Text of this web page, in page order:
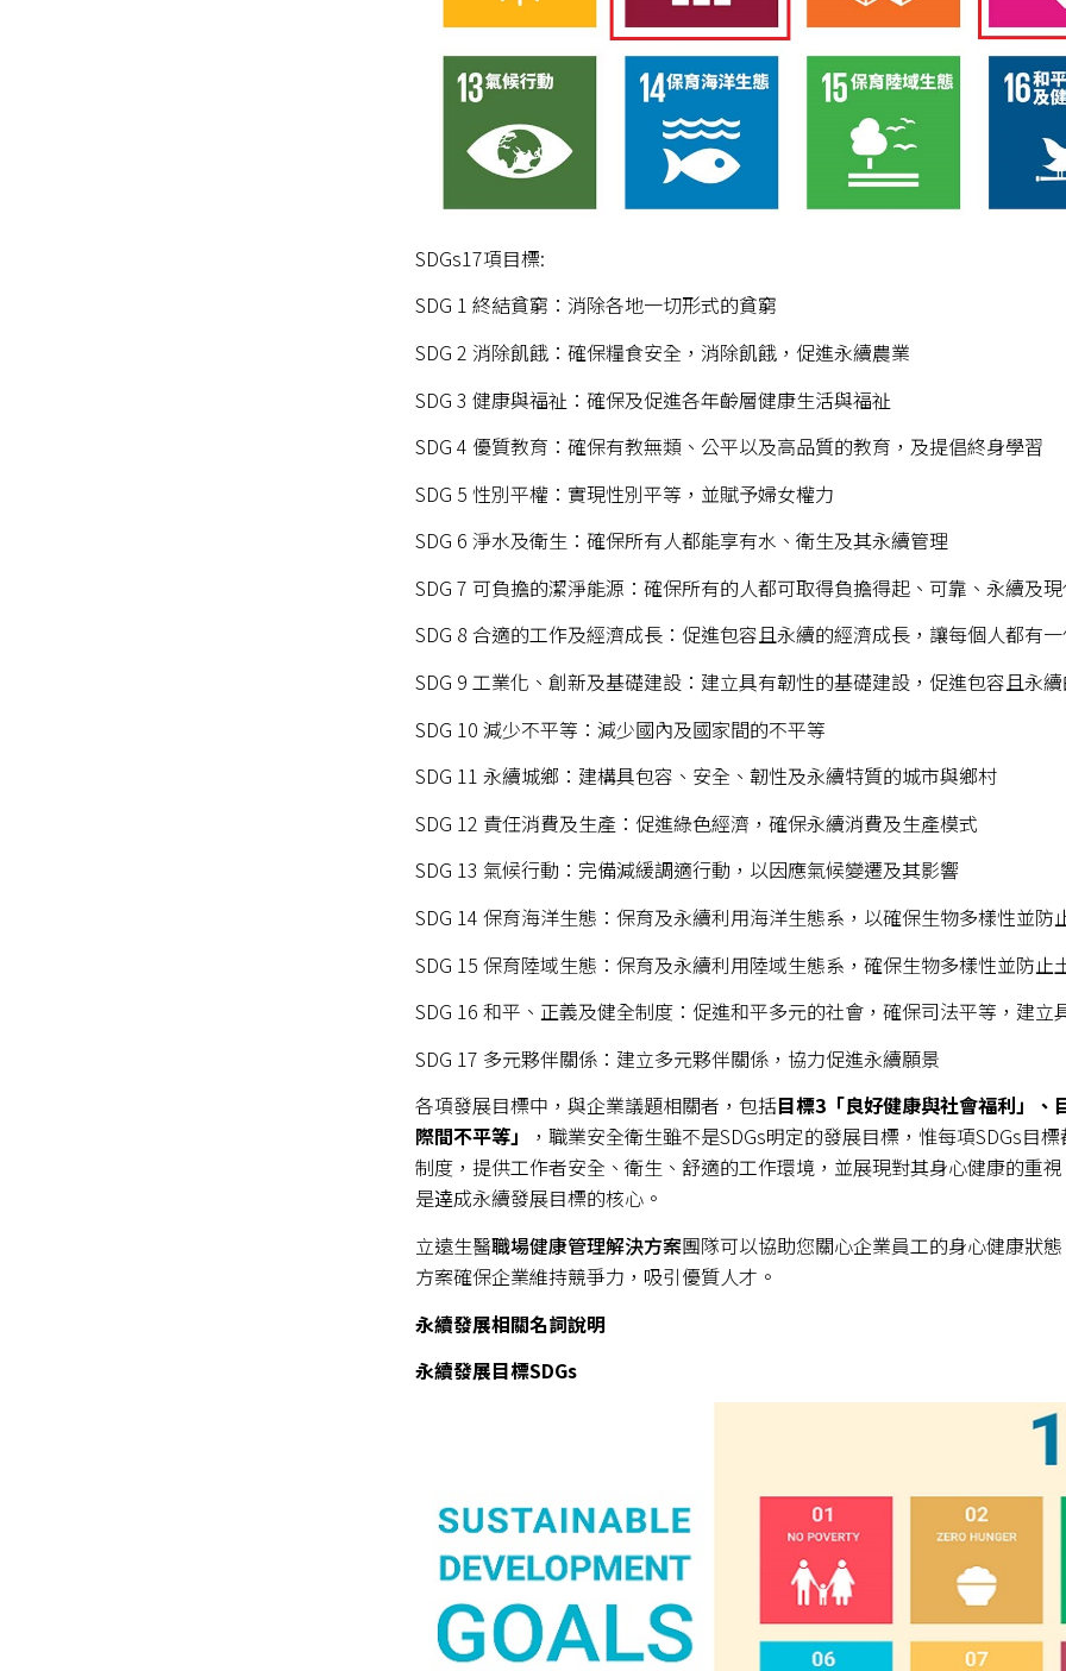
SDGs17項目標:
SDG 1 終結貧窮 ：消除各地一切形式的貧窮
SDG 2 消除飢餓：確保糧食安全，消除飢餓，促進永續農業
SDG 3 健康與福祉 ：確保及促進各年齡層健康生活與福祉
SDG 4 優質教育 ：確保有教無類、公平以及高品質的教育，及提倡終身學習
SDG 5 性別平權：實現性別平等，並賦予婦女權力
SDG 6 淨水及衛生 ：確保所有人都能享有水、衛生及其永續管理
SDG 7 可負擔的潔淨能源 ：確保所有的人都可取得負擔得起、可靠、永續及
SDG 8 合適的工作及經濟成長：促進包容且永續的經濟成長，讓每個人都有
SDG 9 工業化、創新及基礎建設：建立具有韌性的基礎建設，促進包容且永
SDG 10 減少不平等 ：減少國內及國家間的不平等
SDG 11 永續城鄉 ：建構具包容、安全、韌性及永續特質的城市與鄉村
SDG 12 責任消費及生產 ：促進綠色經濟，確保永續消費及生產模式
SDG 13 氣候行動 ：完備減緩調適行動，以因應氣候變遷及其影響
SDG 14 保育海洋生態 ：保育及永續利用海洋生態系，以確保生物多樣性並防
SDG 15 保育陸域生態 ：保育及永續利用陸域生態系，確保生物多樣性並防止
SDG 16 和平、正義及健全制度：促進和平多元的社會，確保司法平等，建立
SDG 17 多元夥伴關係：建立多元夥伴關係，協力促進永續願景
各項發展目標中，與企業議題相關者，包括目標3「良好健康與社會福利」、
際間不平等」
，職業安全衛生雖不是SDGs明定的發展目標，惟每項SDGs目
制度，提供工作者安全、衛生、舒適的工作環境，並展現對其身心健康的重
是逹成永續發展目標的核心。
立遠生醫職場健康管理解決方案團隊可以協助您關心企業員工的身心健康狀
方案確保企業維持競爭力，吸引優質人才。
永續發展相關名詞說明
永續發展目標SDGs